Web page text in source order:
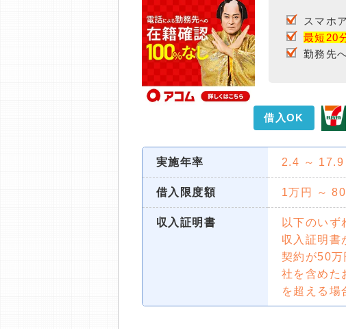
スマホ
最短20
勤務先
借入OK
実施年率 2.4 ～ 17.9
借入限度額 1万円 ～
収入証明書
以下のいず
収入証明
契約が50
社を含めた
を超える場